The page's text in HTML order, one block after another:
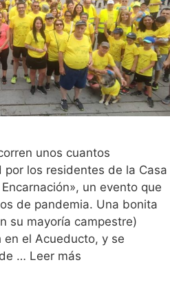
unos cuantos
los residentes de la Casa
un evento que
de pandemia. Una bonita
su mayoría campestre)
el Acueducto, y se
… Leer más